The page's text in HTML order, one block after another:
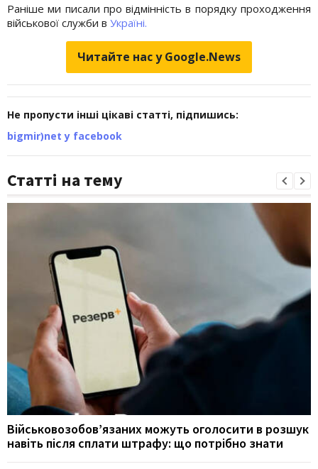
Раніше ми писали про відмінність в порядку проходження
військової служби в Україні.
Читайте нас у Google.News
Не пропусти інші цікаві статті, підпишись:
bigmir)net у facebook
Статті на тему
Військовозобов’язаних можуть оголосити в розшук
навіть після сплати штрафу: що потрібно знати